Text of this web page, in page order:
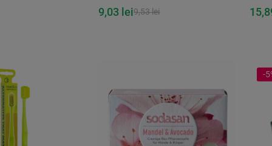
9,53lei
9,03 lei
-